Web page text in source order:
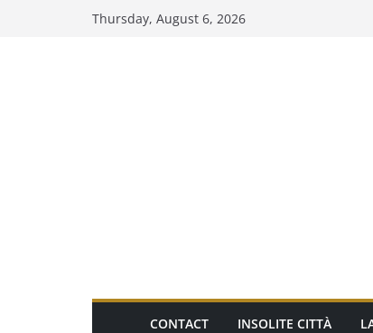
Thursday, August 6, 2026
CONTACT INSOLITE CITTÀ